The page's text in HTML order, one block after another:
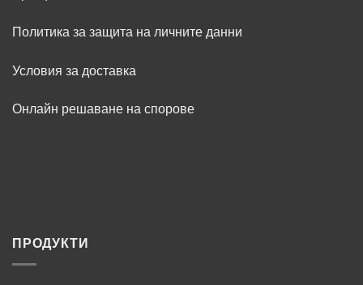
Политика за защита на личните данни
Условия за доставка
Онлайн решаване на спорове
ПРОДУКТИ